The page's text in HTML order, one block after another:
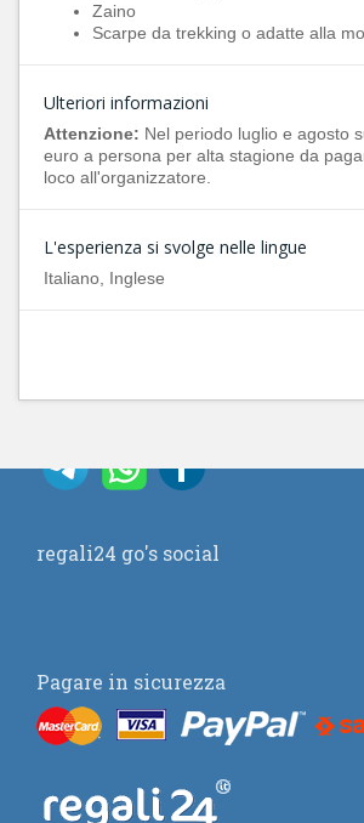
Zaino
Scarpe da trekking o adatte alla
Ulteriori informazioni
Attenzione: Nel periodo luglio e agosto
euro a persona per alta stagione da
loco all'organizzatore.
L'esperienza si svolge nelle lingue
Italiano, Inglese
regali24 go's social
Pagare in sicurezza